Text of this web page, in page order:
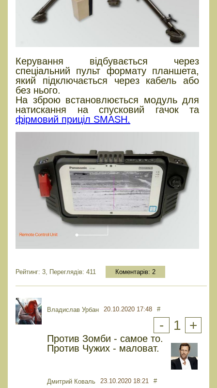
Керування відбувається через
спеціальний пульт формату планшета,
який підключається через кабель або
без нього.
На зброю встановлюється модуль для
натискання на спусковий гачок та
фірмовий приціл SMASH.
Рейтинг: 3, Переглядів: 411 Коментарів: 2
Владислав Урбан 20.10.2020 17:48 #
- 1 +
Против Зомби - самое то.
Против Чужих - маловат.
Дмитрий Коваль 23.10.2020 18:21 #